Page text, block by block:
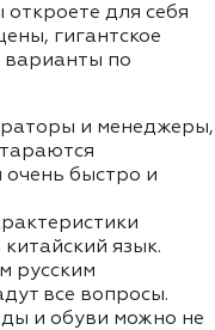
для себя
гигантское
варианты по
и менеджеры,
быстро и
язык.
русским
все вопросы.
и обуви можно не